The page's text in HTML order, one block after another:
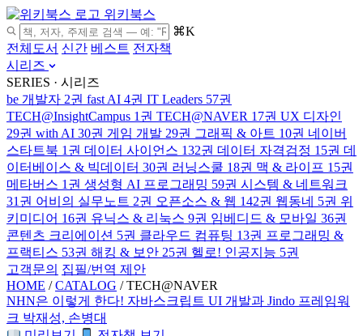
위키북스
⌘K
전체도서 신간 베스트 전자책
시리즈
SERIES · 시리즈
be 개발자 2권 fast AI 4권 IT Leaders 57권
TECH@InsightCampus 1권 TECH@NAVER 17권 UX 디자인
29권 with AI 30권 게임 개발 29권 그래픽 & 아트 10권 네이버
스타트북 1권 데이터 사이언스 132권 데이터 자격검정 15권 데
이터베이스 & 빅데이터 30권 러닝스쿨 18권 맥 & 라이프 15권
메타버스 1권 생성형 AI 프로그래밍 59권 시스템 & 네트워크
31권 어비의 실무노트 2권 오픈소스 & 웹 142권 웹동네 5권 위
키미디어 16권 유닉스 & 리눅스 9권 임베디드 & 모바일 36권
콘텐츠 크리에이션 5권 클라우드 컴퓨팅 13권 프로그래밍 &
프랙티스 53권 해킹 & 보안 25권 헬로! 인공지능 5권
고객문의 집필/번역 제안
HOME / CATALOG / TECH@NAVER
NHN은 이렇게 한다! 자바스크립트 UI 개발과 Jindo 프레임워
크 박재성, 손병대